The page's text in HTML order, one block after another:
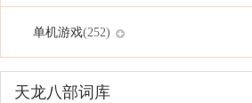
单机游戏(252)
天龙八部词库